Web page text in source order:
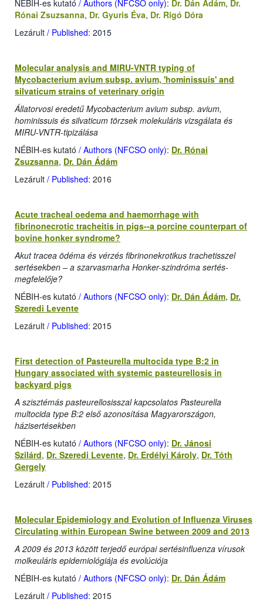
NÉBIH-es kutató / Authors (NFCSO only): Dr. Dán Ádám, Dr.
Rónai Zsuzsanna, Dr. Gyuris Éva, Dr. Rigó Dóra
Lezárult / Published: 2015
Molecular analysis and MIRU-VNTR typing of
Mycobacterium avium subsp. avium, 'hominissuis' and
silvaticum strains of veterinary origin
Állatorvosi eredetű Mycobacterium avium subsp. avium,
hominissuis és silvaticum törzsek molekuláris vizsgálata és
MIRU-VNTR-tipizálása
NÉBIH-es kutató / Authors (NFCSO only): Dr. Rónai
Zsuzsanna, Dr. Dán Ádám
Lezárult / Published: 2016
Acute tracheal oedema and haemorrhage with
fibrinonecrotic tracheitis in pigs--a porcine counterpart of
bovine honker syndrome?
Akut tracea ödéma és vérzés fibrinonekrotikus trachetisszel
sertésekben – a szarvasmarha Honker-szindróma sertés-
megfelelője?
NÉBIH-es kutató / Authors (NFCSO only): Dr. Dán Ádám, Dr.
Szeredi Levente
Lezárult / Published: 2015
First detection of Pasteurella multocida type B:2 in
Hungary associated with systemic pasteurellosis in
backyard pigs
A szisztémás pasteurellosisszal kapcsolatos Pasteurella
multocida type B:2 első azonosítása Magyarországon,
házisertésekben
NÉBIH-es kutató / Authors (NFCSO only): Dr. Jánosi
Szilárd, Dr. Szeredi Levente, Dr. Erdélyi Károly, Dr. Tóth
Gergely
Lezárult / Published: 2015
Molecular Epidemiology and Evolution of Influenza Viruses
Circulating within European Swine between 2009 and 2013
A 2009 és 2013 között terjedő európai sertésinfluenza vírusok
molkeuláris epidemiológiája és evolúciója
NÉBIH-es kutató / Authors (NFCSO only): Dr. Dán Ádám
Lezárult / Published: 2015